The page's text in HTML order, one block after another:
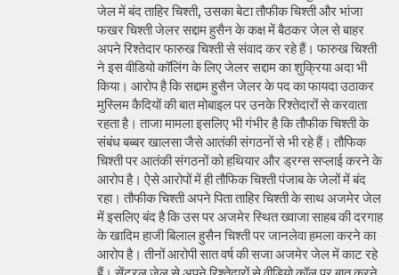
जेल में बंद ताहिर चिश्ती, उसका बेटा तौफीक चिश्ती और भांजा
फखर चिश्ती जेलर सद्दाम हुसैन के कक्ष में बैठकर जेल से बाहर
अपने रिश्तेदार फारुख चिश्ती से संवाद कर रहे हैं। फारुख चिश्ती
ने इस वीडियो कॉलिंग के लिए जेलर सद्दाम का शुक्रिया अदा भी
किया। आरोप है कि सद्दाम हुसैन जेलर के पद का फायदा उठाकर
मुस्लिम कैदियों की बात मोबाइल पर उनके रिश्तेदारों से करवाता
रहता है। ताजा मामला इसलिए भी गंभीर है कि तौफीक चिश्ती के
संबंध बब्बर खालसा जैसे आतंकी संगठनों से भी रहे हैं। तौफिक
चिश्ती पर आतंकी संगठनों को हथियार और ड्रग्स सप्लाई करने के
आरोप है। ऐसे आरोपों में ही तौफिक चिश्ती पंजाब के जेलों में बंद
रहा। तौफीक चिश्ती अपने पिता ताहिर चिश्ती के साथ अजमेर जेल
में इसलिए बंद है कि उस पर अजमेर स्थित ख्वाजा साहब की दरगाह
के खादिम हाजी बिलाल हुसैन चिश्ती पर जानलेवा हमला करने का
आरोप है। तीनों आरोपी सात वर्ष की सजा अजमेर जेल में काट रहे